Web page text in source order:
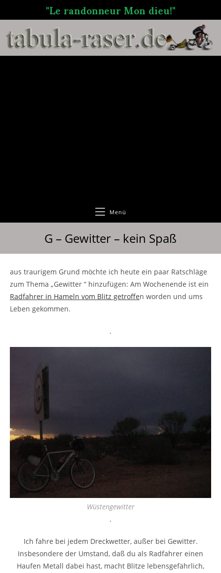
"Le randonneur Mon dieu!"
Menü
G – Gewitter – kein Spaß
aus traurigem Grund möchte ich heute ein paar Ratschläge
zum Thema „Gewitter “ hinzufügen: Am Wochenende ist ein
Radfahrer in Hameln vom Blitz getroffen worden und ums
Leben gekommen.
.
Wüstengewitter
.
Ich fahre bei jedem Dreckwetter, außer bei Gewitter.
Insbesondere der Umstand, daß du als Radfahrer einen
Haufen Metall dabei hast, macht Blitze lebensgefährlich,